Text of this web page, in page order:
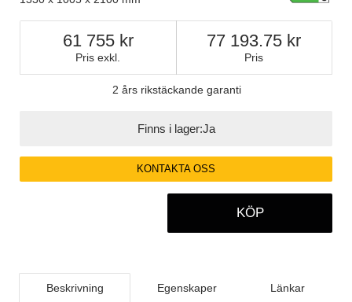
Pris exkl.
61 755
Pris
77 193.75
2 års rikstäckande garanti
Finns i lager:Ja
KONTAKTA OSS
KÖP
Beskrivning Egenskaper Länkar